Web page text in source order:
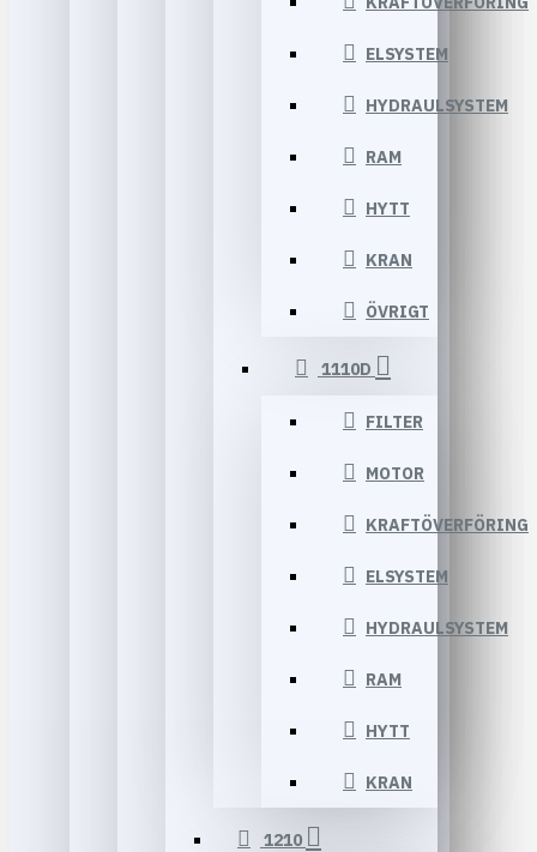
ELSYSTEM
HYDRAULSYSTEM
RAM
HYTT
KRAN
ÖVRIGT
1110D
FILTER
MOTOR
KRAFTÖVERFÖRING
ELSYSTEM
HYDRAULSYSTEM
RAM
HYTT
KRAN
1210